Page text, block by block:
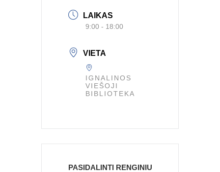
LAIKAS
9:00 - 18:00
VIETA
IGNALINOS
VIEŠOJI
BIBLIOTEKA
PASIDALINTI RENGINIU